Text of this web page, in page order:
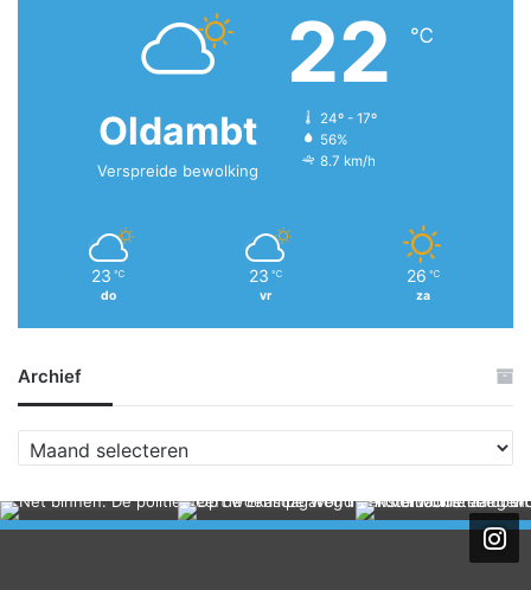
Oldambt
Verspreide bewolking
22 ℃
24º - 17º
56%
8.7 km/h
23 ℃
do
23 ℃
vr
26 ℃
za
Archief
r
h